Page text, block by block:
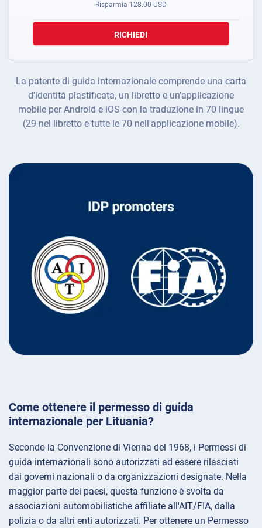
Risparmia 128.00 USD
RICHIEDI
La patente di guida internazionale comprende una carta
d'identità plastificata, un libretto e un'applicazione
mobile per Android e iOS con la traduzione in 70 lingue
(29 nel libretto e tutte le 70 nell'applicazione mobile).
Come ottenere il permesso di guida
internazionale per Lituania?
Secondo la Convenzione di Vienna del 1968, i Permessi di
guida internazionali sono autorizzati ad essere rilasciati
dai governi nazionali o da organizzazioni designate. Nella
maggior parte dei paesi, questa funzione è svolta da
associazioni automobilistiche affiliate all'AIT/FIA, dalla
polizia o da altri enti autorizzati. Per ottenere un Permesso